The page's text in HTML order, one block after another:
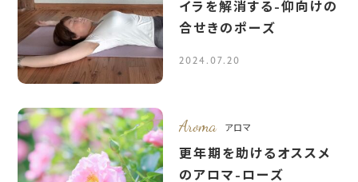
イラを解消する-仰向けの
合せきのポーズ
2024.07.20
Aroma アロマ
更年期を助けるオススメ
のアロマ-ローズ